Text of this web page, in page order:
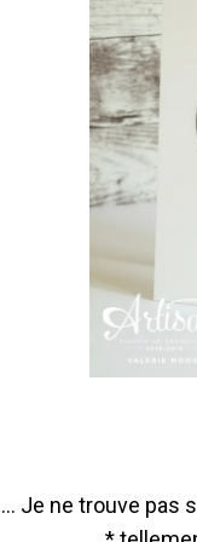
Je ne trouve pas